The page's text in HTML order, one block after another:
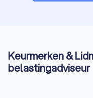
Keurmerken &
belastingadviseur